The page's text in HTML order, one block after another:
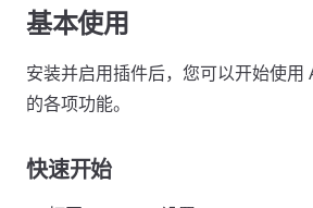
基本使用
安装并启用插件后，您可以开始使用
的各项功能。
快速开始